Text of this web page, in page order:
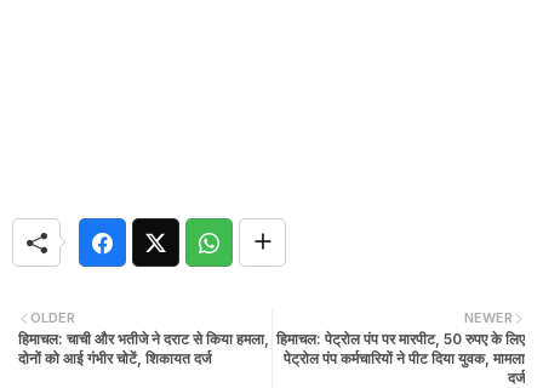
NEWER
हिमाचल: पेट्रोल पंप पर मारपीट, 50 रुपए के लिए
पेट्रोल पंप कर्मचारियों ने पीट दिया युवक, मामला
दर्ज
OLDER
हिमाचल: चाची और भतीजे ने दराट से किया हमला,
दोनों को आई गंभीर चोटें, शिकायत दर्ज